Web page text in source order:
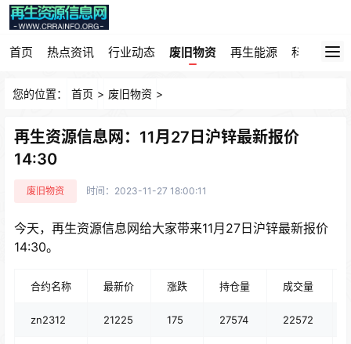
首页 热点资讯 行业动态 废旧物资 再生能源 科技园地
您的位置： 首页 > 废旧物资 >
再生资源信息网：11月27日沪锌最新报价
14:30
废旧物资 时间：2023-11-27 18:00:11
今天，再生资源信息网给大家带来11月27日沪锌最新报价
14:30。
合约名称 最新价 涨跌 持仓量 成交量
zn2312 21225 175 27574 22572